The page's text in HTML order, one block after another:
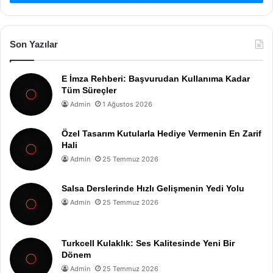
Son Yazılar
E İmza Rehberi: Başvurudan Kullanıma Kadar
Tüm Süreçler
Admin 1 Ağustos 2026
Özel Tasarım Kutularla Hediye Vermenin En Zarif
Hali
Admin 25 Temmuz 2026
Salsa Derslerinde Hızlı Gelişmenin Yedi Yolu
Admin 25 Temmuz 2026
Turkcell Kulaklık: Ses Kalitesinde Yeni Bir
Dönem
Admin 25 Temmuz 2026